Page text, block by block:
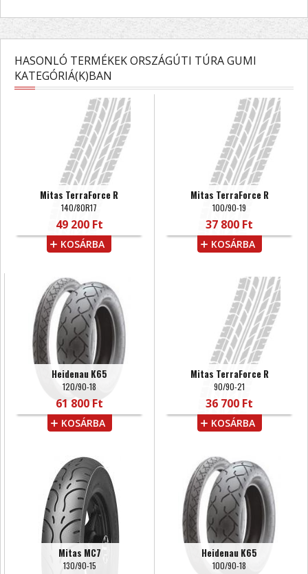
HASONLÓ TERMÉKEK ORSZÁGÚTI TÚRA GUMI
KATEGÓRIÁ(K)BAN
Mitas TerraForce R
140/80R17
49 200 Ft
KOSÁRBA
Mitas TerraForce R
100/90-19
37 800 Ft
KOSÁRBA
Heidenau K65
120/90-18
61 800 Ft
KOSÁRBA
Mitas TerraForce R
90/90-21
36 700 Ft
KOSÁRBA
Mitas MC7
130/90-15
Heidenau K65
100/90-18